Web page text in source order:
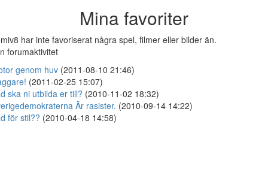
Mina favoriter
har inte favoriserat några spel, filmer eller bilder än.
forumaktivitet
genom huv (2011-08-10 21:46)
(2011-02-25 15:07)
ska ni utbilda er till? (2010-11-02 18:32)
Är rasister. (2010-09-14 14:22)
för stil?? (2010-04-18 14:58)